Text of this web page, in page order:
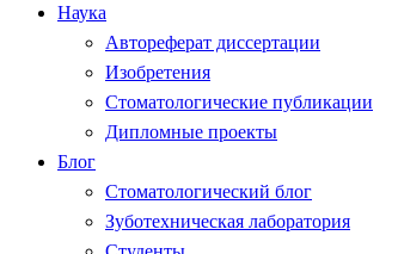
Наука
Автореферат диссертации
Изобретения
Стоматологические публикации
Дипломные проекты
Блог
Стоматологический блог
Зуботехническая лаборатория